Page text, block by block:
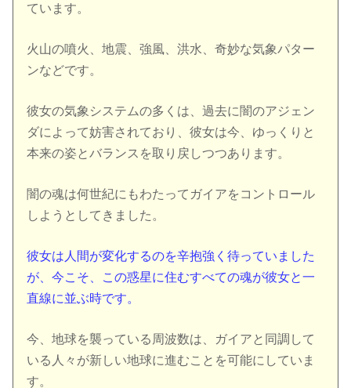
ています。
火山の噴火、地震、強風、洪水、奇妙な気象パター
ンなどです。
彼女の気象システムの多くは、過去に闇のアジェン
ダによって妨害されており、彼女は今、ゆっくりと
本来の姿とバランスを取り戻しつつあります。
闇の魂は何世紀にもわたってガイアをコントロール
しようとしてきました。
彼女は人間が変化するのを辛抱強く待っていました
が、今こそ、この惑星に住むすべての魂が彼女と一
直線に並ぶ時です。
今、地球を襲っている周波数は、ガイアと同調して
いる人々が新しい地球に進むことを可能にしていま
す。